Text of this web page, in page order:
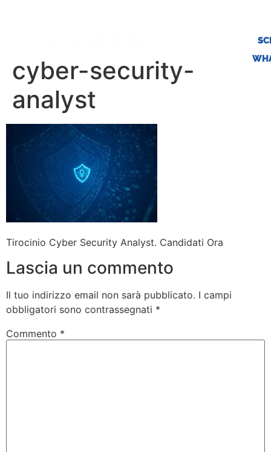
cyber-security-
analyst
Tirocinio Cyber Security Analyst. Candidati Ora
Lascia un commento
Il tuo indirizzo email non sarà pubblicato. I campi
obbligatori sono contrassegnati *
Commento *